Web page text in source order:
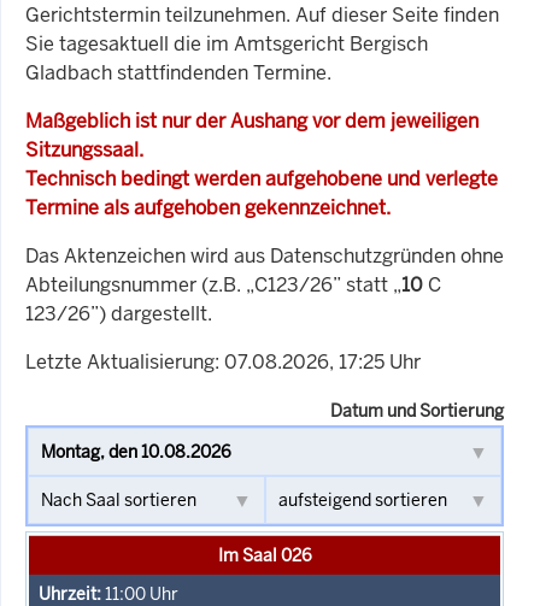
Gerichtstermin teilzunehmen. Auf dieser Seite finden
Sie tagesaktuell die im Amtsgericht Bergisch
Gladbach stattfindenden Termine.
Maßgeblich ist nur der Aushang vor dem jeweiligen
Sitzungssaal.
Technisch bedingt werden aufgehobene und verlegte
Termine als aufgehoben gekennzeichnet.
Das Aktenzeichen wird aus Datenschutzgründen ohne
Abteilungsnummer (z.B. „C123/26” statt „10 C
123/26”) dargestellt.
Letzte Aktualisierung: 07.08.2026, 17:25 Uhr
Datum und Sortierung
Im Saal 026
11:00 Uhr